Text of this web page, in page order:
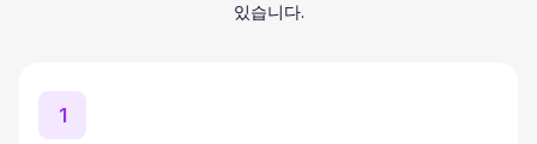
있습니다.
1